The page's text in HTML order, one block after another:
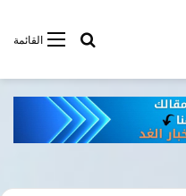
القائمةأبحت فى